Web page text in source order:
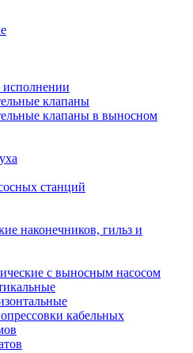
исполнении
клапаны
клапаны в выносном
станций
наконечников, гильз и
с выносным насосом
кабельных